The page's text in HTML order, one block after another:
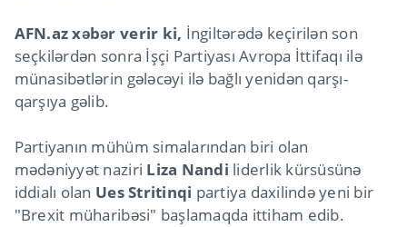
AFN.az xəbər verir ki, İngiltərədə keçirilən son
seçkilərdən sonra İşçi Partiyası Avropa İttifaqı ilə
münasibətlərin gələcəyi ilə bağlı yenidən qarşı-
qarşıya gəlib.
Partiyanın mühüm simalarından biri olan
mədəniyyət naziri Liza Nandi liderlik kürsüsünə
iddialı olan Ues Stritinqi partiya daxilində yeni bir
"Brexit müharibəsi" başlamaqda ittiham edib.